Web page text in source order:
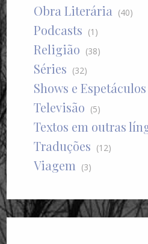
Obra Literária (40)
Podcasts (1)
Religião (38)
Séries (32)
Shows e Espetáculos
Televisão (5)
Textos em outras
Traduções (12)
Viagem (3)